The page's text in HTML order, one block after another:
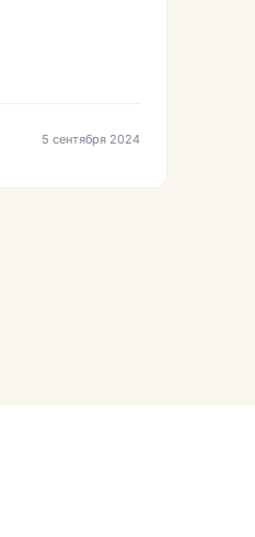
быстрее
5 сентября 2024